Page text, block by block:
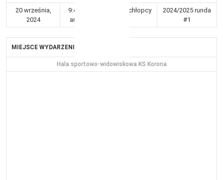
20 września,
2024
9:40
am
Kraków 7-8 chłopcy
2024/2025 runda
#1
MIEJSCE WYDARZENIA
Hala sportowo-widowiskowa KS Korona